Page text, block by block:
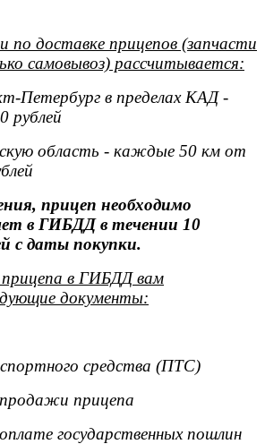
по доставке прицепов (запчасти
самовывоз) рассчитывается:
Петербург в пределах КАД -
рублей
область - каждые 50 км от
прицеп необходимо
в ГИБДД в течении 10
с даты покупки.
прицепа в ГИБДД вам
документы:
средства (ПТС)
прицепа
государственных пошлин